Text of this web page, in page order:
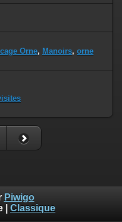
Orne, Manoirs, orne
Piwigo
Classique